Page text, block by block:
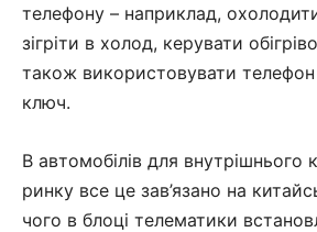
телефону – наприклад,
зігріти в холод, керувати
також використовувати
ключ.
В автомобілів для внутрішнього
ринку все це зав’язано на
чого в блоці телематики